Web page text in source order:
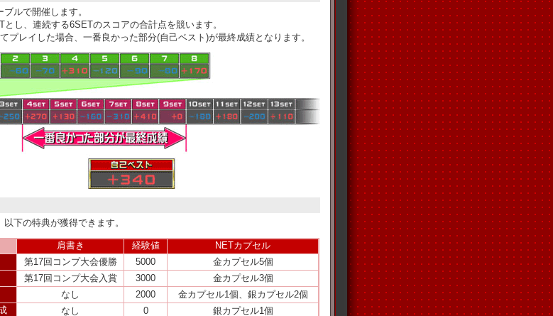
ルで開催します。
し、連続する6SETのスコアの合計点を競います。
プレイした場合、一番良かった部分(自己ベスト)が最終成績となります。
下の特典が獲得できます。
肩書き 経験値
NETカプセル
第17回コンプ大会優勝 5000
金カプセル5個
第17回コンプ大会入賞 3000
金カプセル3個
なし 2000
金カプセル1個、銀カプセル2個
なし 0 銀カプセル1個